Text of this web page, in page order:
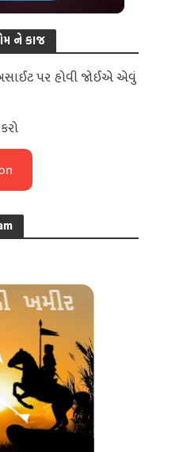
ને કાજ
પર હોવી જોઈએ એવું